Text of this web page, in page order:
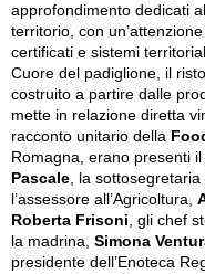
approfondimento dedicati
territorio, con
certificati e sistemi
Cuore del padiglione, il
costruito a partire dalle
mette in relazione diretta
racconto unitario della
Romagna, erano presenti
Pascale, la
l’assessore all’Agricoltura,
Roberta Frisoni, gli chef
la madrina, Simona
presidente dell’Enoteca